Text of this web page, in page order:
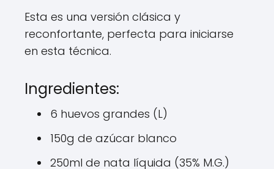
Esta es una versión clásica y
reconfortante, perfecta para iniciarse
en esta técnica.
Ingredientes:
6 huevos grandes (L)
150g de azúcar blanco
250ml de nata líquida (35% M.G.)